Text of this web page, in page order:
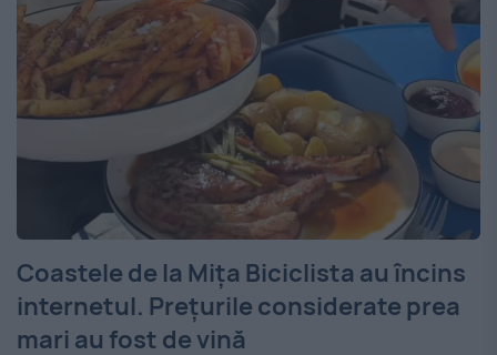
Coastele de la Mița Biciclista au încins
internetul. Prețurile considerate prea
mari au fost de vină